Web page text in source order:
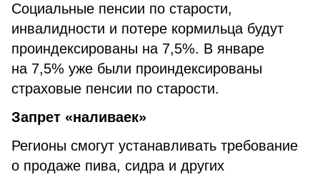
Социальные пенсии по старости,
инвалидности и потере кормильца будут
проиндексированы на 7,5%. В январе
на 7,5% уже были проиндексированы
страховые пенсии по старости.
Запрет «наливаек»
Регионы смогут устанавливать требование
о продаже пива, сидра и других